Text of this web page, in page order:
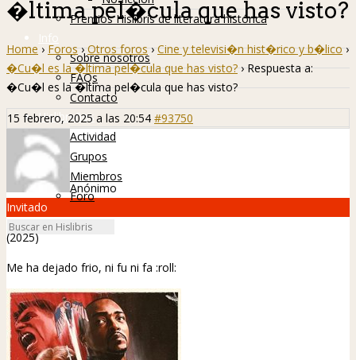
Premios Hislibris de literatura histórica
Info
Sobre nosotros
FAQs
Contacto
Hislibreños
Actividad
Grupos
Miembros
Foro
�ltima pel�cula que has visto?
Home › Foros › Otros foros › Cine y televisi�n hist�rico y b�lico ›
�Cu�l es la �ltima pel�cula que has visto? › Respuesta a:
�Cu�l es la �ltima pel�cula que has visto?
15 febrero, 2025 a las 20:54 #93750
Anónimo
Invitado
(2025)
Me ha dejado frio, ni fu ni fa :roll: